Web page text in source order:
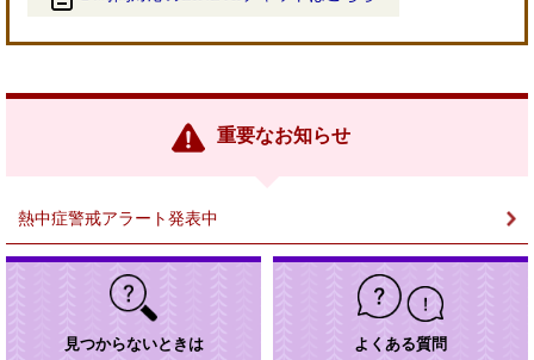
リ
重要なお知らせ
熱中症警戒アラート発表中
見つからないときは よくある質問